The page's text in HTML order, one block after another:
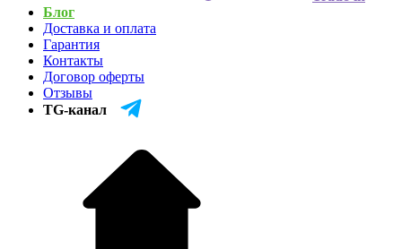
Блог
Доставка и оплата
Гарантия
Контакты
Договор оферты
Отзывы
TG-канал